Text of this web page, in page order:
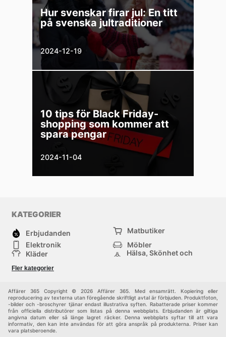
Hur svenskar firar jul: En titt
på svenska jultraditioner
2024-12-19
10 tips för Black Friday-
shopping som kommer att
spara pengar
2024-11-04
KATEGORIER
Erbjudanden
Matbutiker
Elektronik
Möbler
Kläder
Hälsa, Skönhet och
Bygg & Trädgård
Fler kategorier
Affärer 365 Copyright © 2026 Affärer 365. Med ensamrätt. Kopiering eller
reproducering av texterna utan föregående skriftligt avtal är förbjuden. Produktfoton,
-bilder och -broschyrer tjänar endast illustrativa syften. Rabatterade priser kommer
från officiella distributörer som listas på denna webbplats. Erbjudanden är giltiga
angivna datum eller så länge lagret räcker. Denna webbplats syftar till att vara
informativ, den kan inte användas för att göra anspråk på produkterna. Priser kan
vara platsberoende.